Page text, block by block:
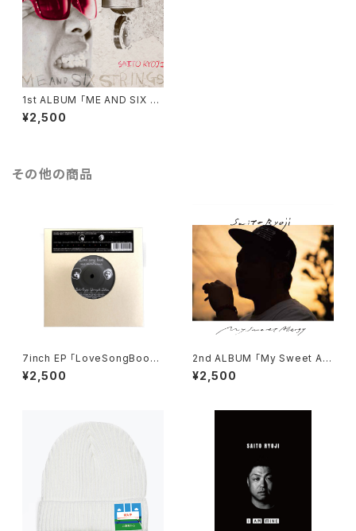
1st ALBUM 「ME AND SIX S
TRINGS」
¥2,500
その他の商品
7inch EP 「LoveSongBook /
SAITORYOJI x YAMAZAKIT
AKERU」
¥2,500
2nd ALBUM 「My Sweet All
ergy」
¥2,500